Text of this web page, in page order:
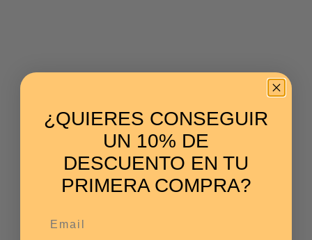
¿QUIERES CONSEGUIR
UN 10% DE
DESCUENTO EN TU
PRIMERA COMPRA?